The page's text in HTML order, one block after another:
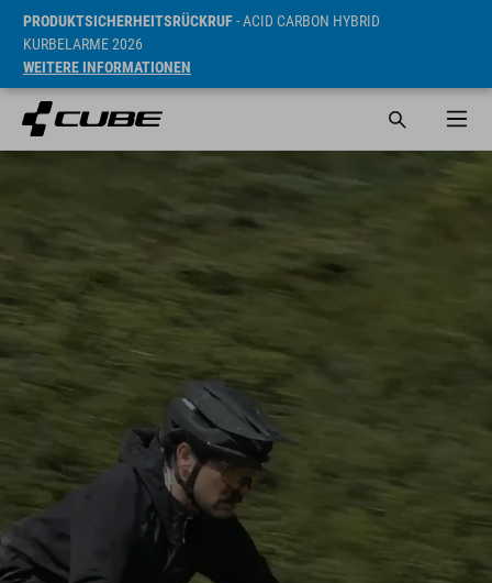
PRODUKTSICHERHEITSRÜCKRUF- ACID CARBON HYBRID
KURBELARME 2026
WEITERE INFORMATIONEN